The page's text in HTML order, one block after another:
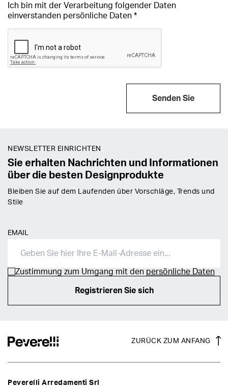
Ich bin mit der Verarbeitung folgender Daten
einverstanden persönliche Daten *
Senden Sie
NEWSLETTER EINRICHTEN
Sie erhalten Nachrichten und Informationen
über die besten Designprodukte
Bleiben Sie auf dem Laufenden über Vorschläge, Trends und
Stile
EMAIL
Zustimmung zum Umgang mit den persönliche Daten
Registrieren Sie sich
ZURÜCK ZUM ANFANG
Peverelli Arredamenti Srl